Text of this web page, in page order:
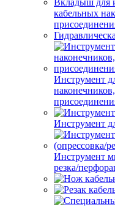
Вкладыш для
кабельных
Инструмент
Инструмент
Инструмент
резка/